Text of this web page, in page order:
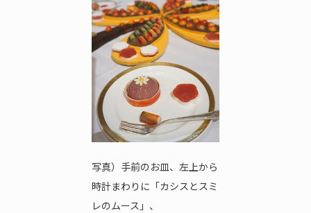
写真）手前のお皿、左上から
時計まわりに「カシスとスミ
レのムース」、